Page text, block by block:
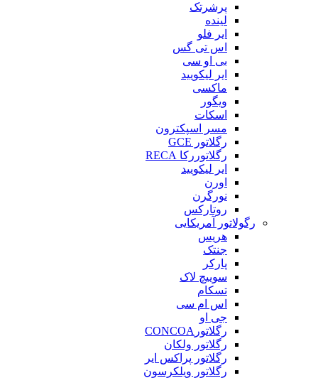
پرشرتک
لینده
ایر فلو
اس تی گس
بی او سی
ایر لیکویید
ماکسی
ویگور
اسکات
مسر اسپکترون
رگلاتور GCE
رگلاتوررکا RECA
ایر لیکویید
اورن
نورگرن
روتارکس
رگولاتور آمریکایی
هریس
جنتک
پارکر
سوییچ لاک
تسکام
اس ام سی
جی او
رگلاتورCONCOA
رگلاتور ولکان
رگلاتور پراکس ایر
رگلاتور ویلکرسون